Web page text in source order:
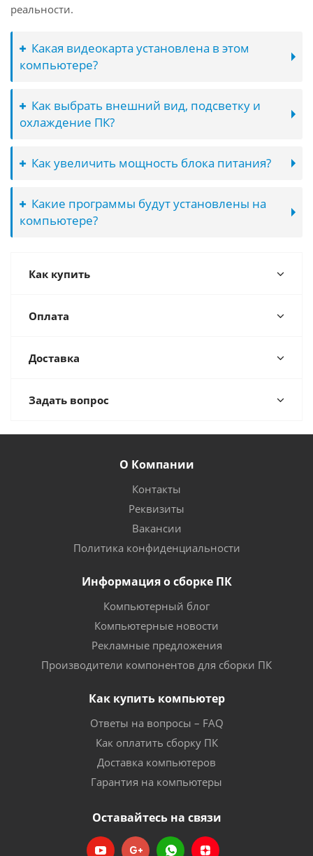
реальности.
Какая видеокарта установлена в этом
компьютере?
Как выбрать внешний вид, подсветку и
охлаждение ПК?
Как увеличить мощность блока питания?
Какие программы будут установлены на
компьютере?
Как купить
Оплата
Доставка
Задать вопрос
О Компании
Контакты
Реквизиты
Вакансии
Политика конфиденциальности
Информация о сборке ПК
Компьютерный блог
Компьютерные новости
Рекламные предложения
Производители компонентов для сборки ПК
Как купить компьютер
Ответы на вопросы – FAQ
Как оплатить сборку ПК
Доставка компьютеров
Гарантия на компьютеры
Оставайтесь на связи